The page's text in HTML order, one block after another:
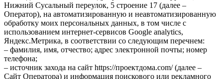
Нижний Сусальный переулок, 5 строение 17 (далее –
Оператор), на автоматизированную и неавтоматизированную
обработку моих персональных данных, в том числе с
использованием интернет-сервисов Google analytics,
Яндекс.Метрика, в соответствии со следующим перечнем:
– фамилия, имя, отчество; адрес электронной почты; номер
телефона;
– источник захода на сайт https://проектдома.com/ (далее –
Сайт Оператора) и информация поискового или рекламного